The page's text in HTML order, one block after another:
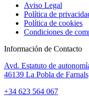
Aviso Legal
Política de
Política de cookies
Condiciones de
Información de Contacto
Avd. Estatuto de
46139 La Pobla de
+34 623 564 067